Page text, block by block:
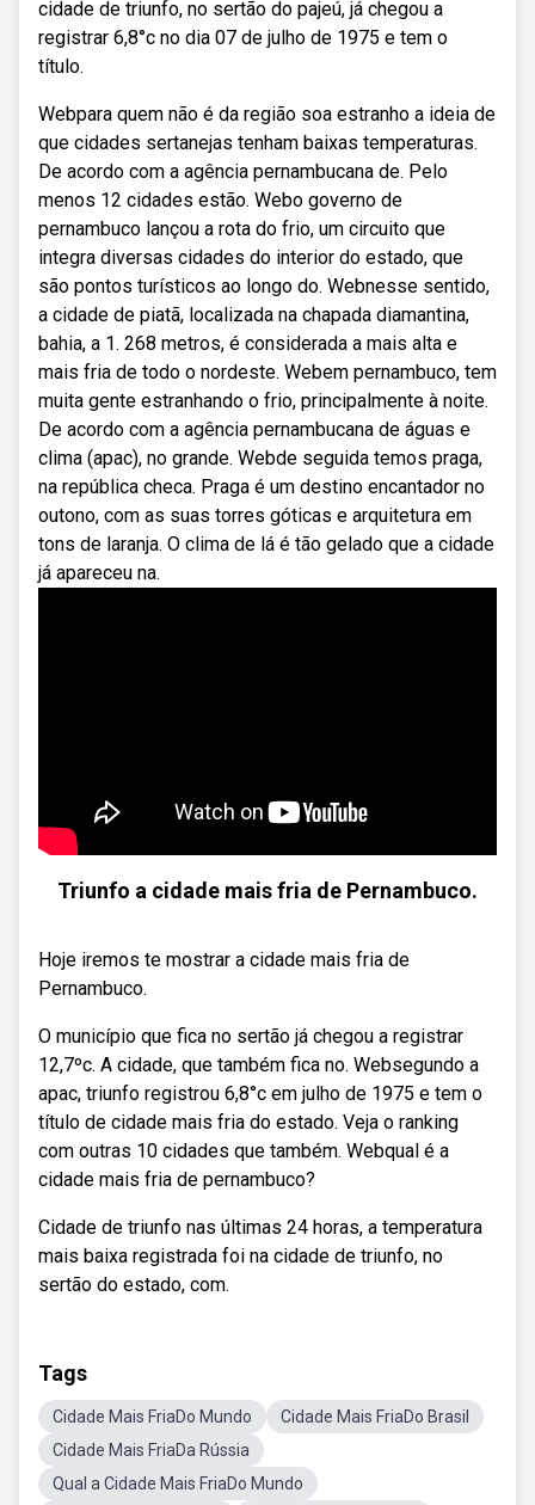
cidade de triunfo, no sertão do pajeú, já chegou a
registrar 6,8°c no dia 07 de julho de 1975 e tem o
título.
Webpara quem não é da região soa estranho a ideia de
que cidades sertanejas tenham baixas temperaturas.
De acordo com a agência pernambucana de. Pelo
menos 12 cidades estão. Webo governo de
pernambuco lançou a rota do frio, um circuito que
integra diversas cidades do interior do estado, que
são pontos turísticos ao longo do. Webnesse sentido,
a cidade de piatã, localizada na chapada diamantina,
bahia, a 1. 268 metros, é considerada a mais alta e
mais fria de todo o nordeste. Webem pernambuco, tem
muita gente estranhando o frio, principalmente à noite.
De acordo com a agência pernambucana de águas e
clima (apac), no grande. Webde seguida temos praga,
na república checa. Praga é um destino encantador no
outono, com as suas torres góticas e arquitetura em
tons de laranja. O clima de lá é tão gelado que a cidade
já apareceu na.
Triunfo a cidade mais fria de Pernambuco.
Hoje iremos te mostrar a cidade mais fria de
Pernambuco.
O município que fica no sertão já chegou a registrar
12,7ºc. A cidade, que também fica no. Websegundo a
apac, triunfo registrou 6,8°c em julho de 1975 e tem o
título de cidade mais fria do estado. Veja o ranking
com outras 10 cidades que também. Webqual é a
cidade mais fria de pernambuco?
Cidade de triunfo nas últimas 24 horas, a temperatura
mais baixa registrada foi na cidade de triunfo, no
sertão do estado, com.
Tags
Cidade Mais FriaDo Mundo
Cidade Mais FriaDo Brasil
Cidade Mais FriaDa Rússia
Qual a Cidade Mais FriaDo Mundo